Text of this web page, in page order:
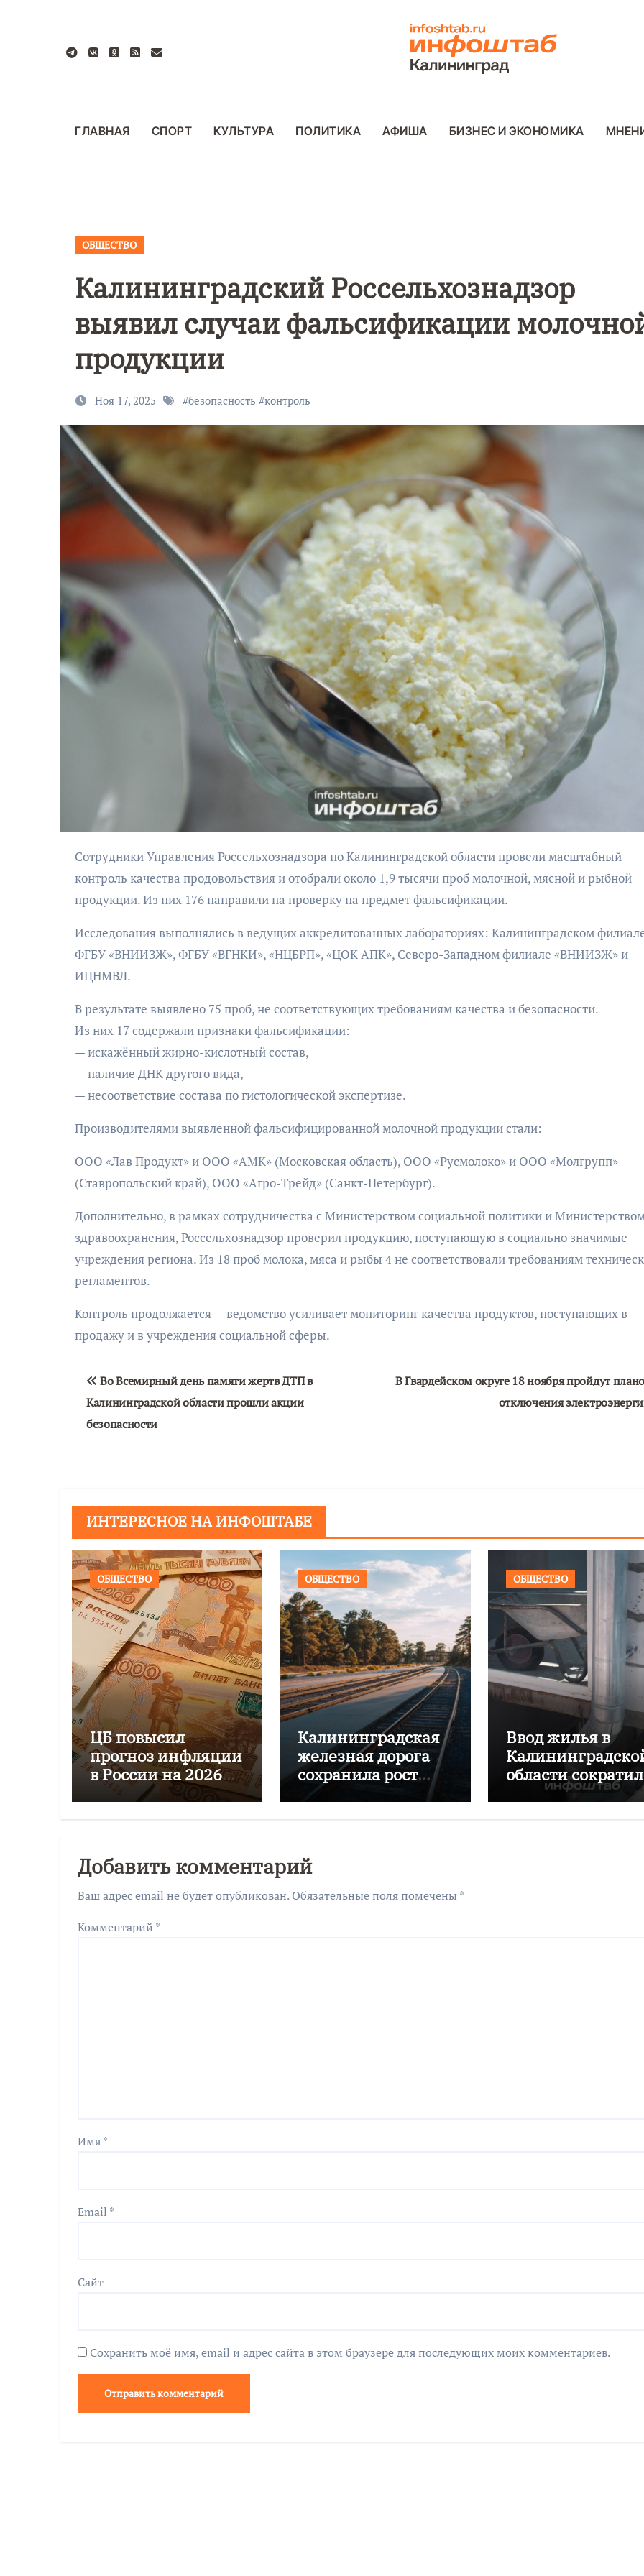
содержанию
ГЛАВНАЯ СПОРТ КУЛЬТУРА ПОЛИТИКА АФИША БИЗНЕС И ЭКОНОМИКА
ОБЩЕСТВО
Калининградский Россельхознадзор
выявил случаи фальсификации
продукции
Ноя 17, 2025 #безопасность #контроль
Сотрудники Управления Россельхознадзора по Калининградской области провели масштабный
контроль качества продовольствия и отобрали около 1,9 тысячи проб молочной, мясной и рыбной
продукции. Из них 176 направили на проверку на предмет фальсификации.
Исследования выполнялись в ведущих аккредитованных лабораториях: Калининградском
ФГБУ «ВНИИЗЖ», ФГБУ «ВГНКИ», «НЦБРП», «ЦОК АПК», Северо-Западном филиале «ВНИИЗЖ» и
ИЦНМВЛ.
В результате выявлено 75 проб, не соответствующих требованиям качества и безопасности.
Из них 17 содержали признаки фальсификации:
— искажённый жирно-кислотный состав,
— наличие ДНК другого вида,
— несоответствие состава по гистологической экспертизе.
Производителями выявленной фальсифицированной молочной продукции стали:
ООО «Лав Продукт» и ООО «АМК» (Московская область), ООО «Русмолоко» и ООО «Молгрупп»
(Ставропольский край), ООО «Агро-Трейд» (Санкт-Петербург).
Дополнительно, в рамках сотрудничества с Министерством социальной политики и
здравоохранения, Россельхознадзор проверил продукцию, поступающую в социально значимые
учреждения региона. Из 18 проб молока, мяса и рыбы 4 не соответствовали требованиям
регламентов.
Контроль продолжается — ведомство усиливает мониторинг качества продуктов, поступающих в
продажу и в учреждения социальной сферы.
Навигация
по
записям
Во Всемирный день памяти жертв ДТП в
Калининградской области прошли акции
безопасности
В Гвардейском округе 18 ноября пройдут
отключения
ИНТЕРЕСНОЕ НА ИНФОШТАБЕ
ОБЩЕСТВО
ЦБ повысил
прогноз инфляции
в России на 2026
год до 6–7%
ОБЩЕСТВО
Калининградская
железная дорога
сохранила рост
перевозок с начала
ОБЩЕСТВО
Ввод жилья в
области
почти на 16%
Добавить комментарий
Ваш адрес email не будет опубликован. Обязательные поля помечены *
Комментарий *
Имя*
Email *
Сайт
Сохранить моё имя, email и адрес сайта в этом браузере для последующих моих комментариев.
9 Мая — День
Победы!
Уникальное
северное
сияние
запечатлели
над Балтикой
завалило
после
снежного
бурана
Музыкально-
моноспектакль
«Исповедь в четыре
четверти пути»
АФИША
КУЛЬТУРА
ОБЩЕСТВО
Николай Патрушев
поддержал
проведение в
Калининграде
морского фестиваля
«Открытое море»
АФИША
Организаторы
фестиваля
«Открытое
проведения!